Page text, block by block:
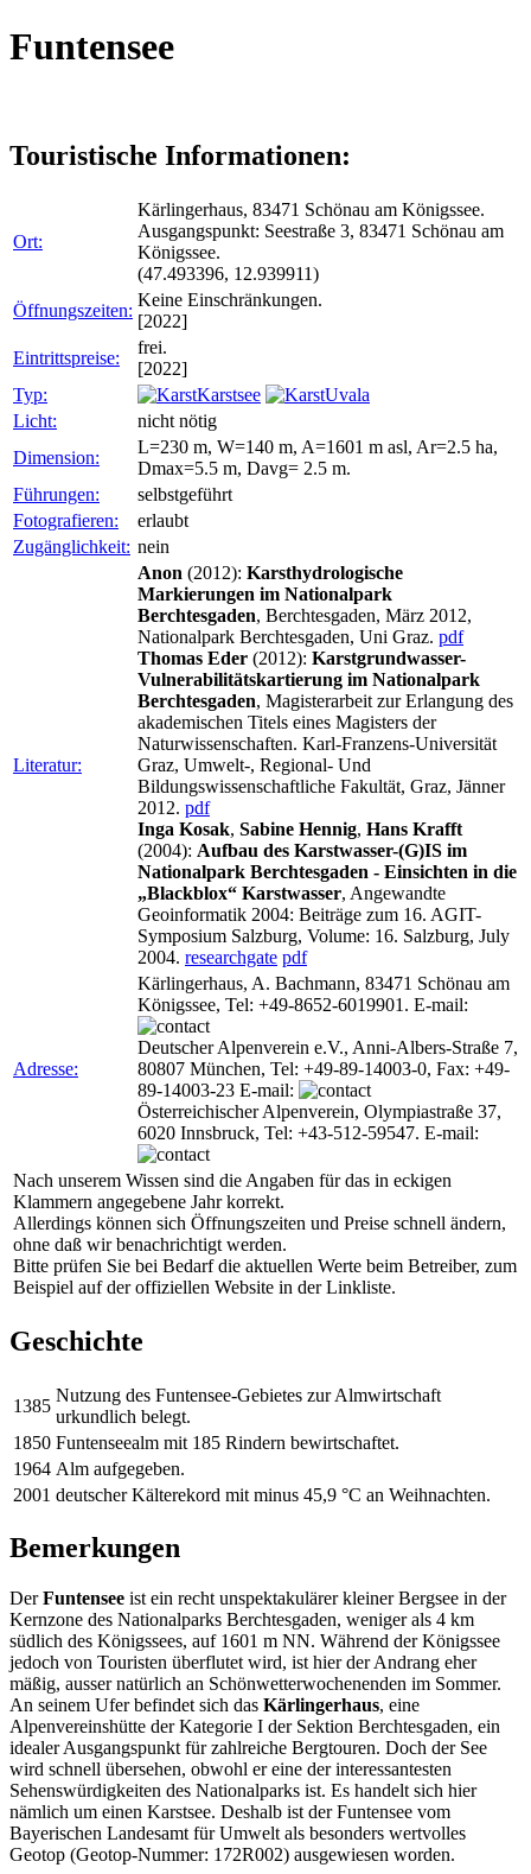
Funtensee
Touristische Informationen:
Ort:
Kärlingerhaus, 83471 Schönau am Königssee.
Ausgangspunkt: Seestraße 3, 83471 Schönau am
Königssee.
(47.493396, 12.939911)
Öffnungszeiten:
Keine Einschränkungen.
[2022]
Eintrittspreise:
frei.
[2022]
Typ:
Karstsee
Uvala
Licht:
nicht nötig
Dimension:
L=230 m, W=140 m, A=1601 m asl, Ar=2.5 ha,
Dmax=5.5 m, Davg= 2.5 m.
Führungen:
selbstgeführt
Fotografieren:
erlaubt
Zugänglichkeit: nein
Literatur:
Anon (2012): Karsthydrologische
Markierungen im Nationalpark
Berchtesgaden, Berchtesgaden, März 2012,
Nationalpark Berchtesgaden, Uni Graz. pdf
Thomas Eder (2012): Karstgrundwasser-
Vulnerabilitätskartierung im Nationalpark
Berchtesgaden, Magisterarbeit zur Erlangung des
akademischen Titels eines Magisters der
Naturwissenschaften. Karl-Franzens-Universität
Graz, Umwelt-, Regional- Und
Bildungswissenschaftliche Fakultät, Graz, Jänner
2012. pdf
Inga Kosak, Sabine Hennig, Hans Krafft
(2004): Aufbau des Karstwasser-(G)IS im
Nationalpark Berchtesgaden - Einsichten in die
„Blackblox“ Karstwasser, Angewandte
Geoinformatik 2004: Beiträge zum 16. AGIT-
Symposium Salzburg, Volume: 16. Salzburg, July
2004. researchgate pdf
Adresse:
Kärlingerhaus, A. Bachmann, 83471 Schönau am
Königssee, Tel: +49-8652-6019901. E-mail:
Deutscher Alpenverein e.V., Anni-Albers-Straße 7,
80807 München, Tel: +49-89-14003-0, Fax: +49-
89-14003-23 E-mail:
Österreichischer Alpenverein, Olympiastraße 37,
6020 Innsbruck, Tel: +43-512-59547. E-mail:
Nach unserem Wissen sind die Angaben für das in eckigen
Klammern angegebene Jahr korrekt.
Allerdings können sich Öffnungszeiten und Preise schnell ändern,
ohne daß wir benachrichtigt werden.
Bitte prüfen Sie bei Bedarf die aktuellen Werte beim Betreiber, zum
Beispiel auf der offiziellen Website in der Linkliste.
Geschichte
1385
Nutzung des Funtensee-Gebietes zur Almwirtschaft
urkundlich belegt.
1850 Funtenseealm mit 185 Rindern bewirtschaftet.
1964 Alm aufgegeben.
2001 deutscher Kälterekord mit minus 45,9 °C an Weihnachten.
Bemerkungen
DerFuntensee ist ein recht unspektakulärer kleiner Bergsee in der
Kernzone des Nationalparks Berchtesgaden, weniger als 4 km
südlich des Königssees, auf 1601 m NN. Während der Königssee
jedoch von Touristen überflutet wird, ist hier der Andrang eher
mäßig, ausser natürlich an Schönwetterwochenenden im Sommer.
An seinem Ufer befindet sich das Kärlingerhaus, eine
Alpenvereinshütte der Kategorie I der Sektion Berchtesgaden, ein
idealer Ausgangspunkt für zahlreiche Bergtouren. Doch der See
wird schnell übersehen, obwohl er eine der interessantesten
Sehenswürdigkeiten des Nationalparks ist. Es handelt sich hier
nämlich um einen Karstsee. Deshalb ist der Funtensee vom
Bayerischen Landesamt für Umwelt als besonders wertvolles
Geotop (Geotop-Nummer: 172R002) ausgewiesen worden.